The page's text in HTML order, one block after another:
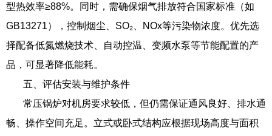
型热效率≥88%。同时，需确保烟气排放符合国家标准（如
GB13271），控制烟尘、SO₂、NOx等污染物浓度。优先选
择配备低氮燃烧技术、自动控温、变频水泵等节能配置的产
品，可显著降低能耗。
五、评估安装与维护条件
常压锅炉对机房要求较低，但仍需保证通风良好、排水通
畅、操作空间充足。立式或卧式结构应根据现场高度与面积